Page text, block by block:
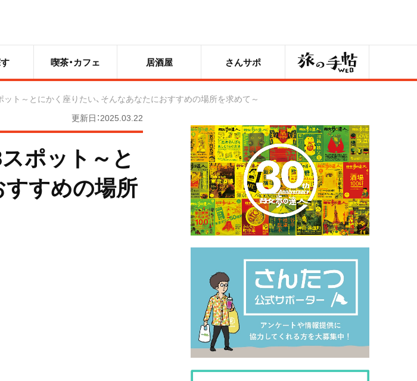
喫茶・カフェ 居酒屋 さんサポ 旅の手帖
ト～とにかく座りたい、そんなあなたにおすすめの場所を求めて～
更新日：2025.03.22
ポット～と
すめの場所